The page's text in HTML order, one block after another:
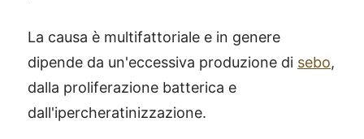
La causa è multifattoriale e in genere
dipende da un'eccessiva produzione di sebo,
dalla proliferazione batterica e
dall'ipercheratinizzazione.